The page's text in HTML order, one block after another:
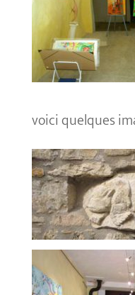
voici quelques